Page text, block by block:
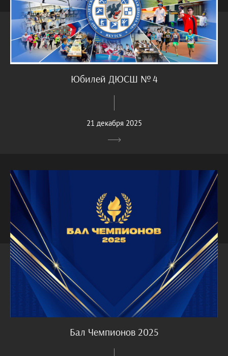
Юбилей ДЮСШ № 4
21 декабря 2025
Бал Чемпионов 2025